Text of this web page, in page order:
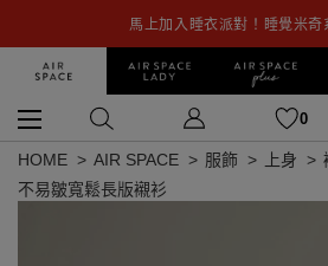
馬上加入睡衣派對！睡覺米奇
0
HOME AIR SPACE 服飾 上身
不易皺寬鬆長版襯衫